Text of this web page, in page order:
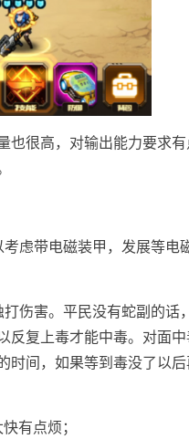
很高，对输出能力要求
虑带电磁装甲，发展等电
伤害。平民没有蛇副的话
复上毒才能中毒。对面
间，如果等到毒没了以
有点烦；